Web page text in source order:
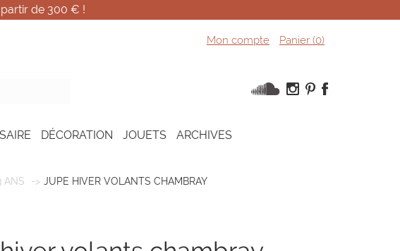
de 300 € !
Mon compte Panier (0)
DÉCORATION JOUETS ARCHIVES
ANS JUPE HIVER VOLANTS CHAMBRAY